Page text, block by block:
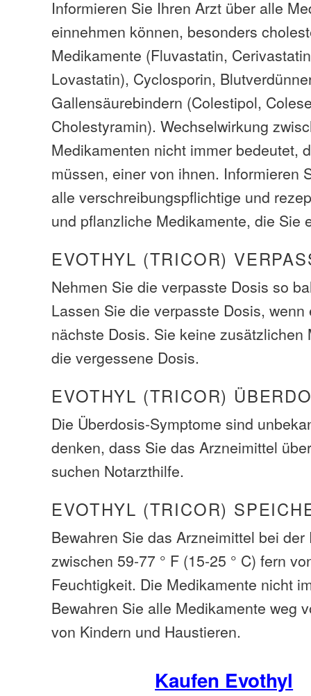
Informieren Sie Ihren Arzt über alle
einnehmen können, besonders
Medikamente (Fluvastatin,
Lovastatin), Cyclosporin,
Gallensäurebindern (Colestipol,
Cholestyramin). Wechselwirkung
Medikamenten nicht immer bedeutet,
müssen, einer von ihnen. Informieren
alle verschreibungspflichtige und
und pflanzliche Medikamente, die Sie
EVOTHYL (TRICOR)
Nehmen Sie die verpasste Dosis so
Lassen Sie die verpasste Dosis,
nächste Dosis. Sie keine zusätzlichen
die vergessene Dosis.
EVOTHYL (TRICOR)
Die Überdosis-Symptome sind
denken, dass Sie das Arzneimittel
suchen Notarzthilfe.
EVOTHYL (TRICOR)
Bewahren Sie das Arzneimittel bei
zwischen 59-77 ° F (15-25 ° C) fern
Feuchtigkeit. Die Medikamente nicht
Bewahren Sie alle Medikamente weg
von Kindern und Haustieren.
Kaufen Evothyl